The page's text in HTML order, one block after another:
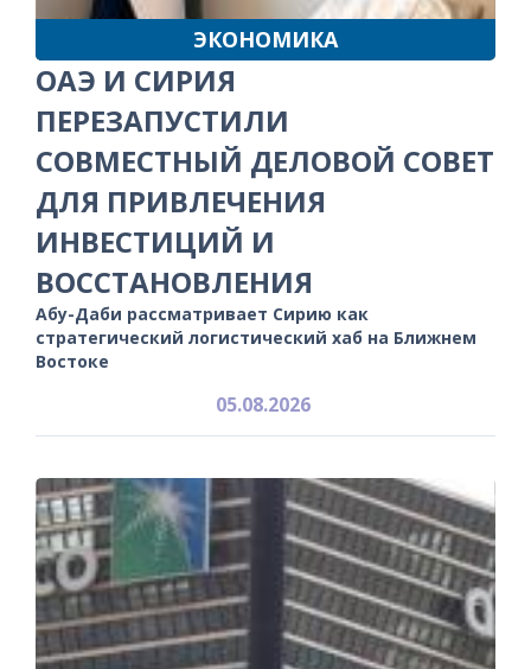
ЭКОНОМИКА
ОАЭ И СИРИЯ
ПЕРЕЗАПУСТИЛИ
СОВМЕСТНЫЙ ДЕЛОВОЙ СОВЕТ
ДЛЯ ПРИВЛЕЧЕНИЯ
ИНВЕСТИЦИЙ И
ВОССТАНОВЛЕНИЯ
Абу-Даби рассматривает Сирию как
стратегический логистический хаб на Ближнем
Востоке
05.08.2026